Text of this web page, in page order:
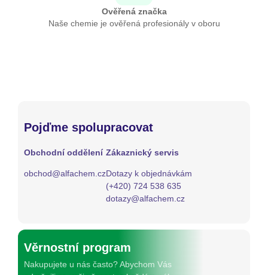
Ověřená značka
Naše chemie je ověřená profesionály v oboru
Pojďme spolupracovat
Obchodní oddělení
obchod@alfachem.cz
Zákaznický servis
Dotazy k objednávkám
(+420) 724 538 635
dotazy@alfachem.cz
Věrnostní program
Nakupujete u nás často? Abychom Vás